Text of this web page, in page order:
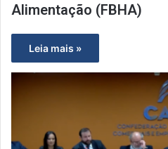
Alimentação (FBHA)
Leia mais »